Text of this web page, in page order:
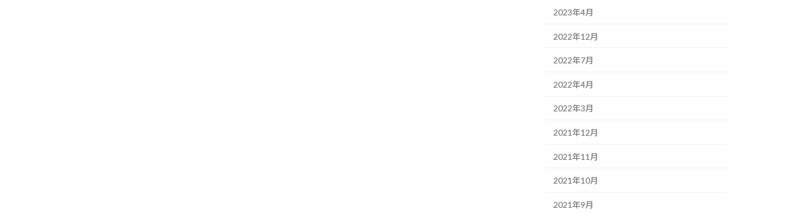
2023年4月
2022年12月
2022年7月
2022年4月
2022年3月
2021年12月
2021年11月
2021年10月
2021年9月